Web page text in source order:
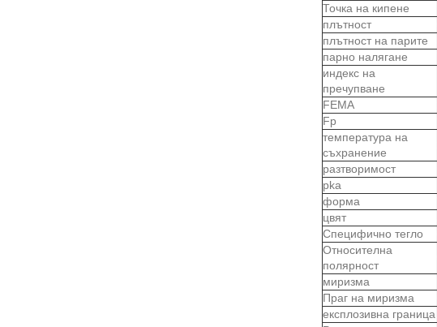
Точка на кипене
плътност
плътност на парите
парно налягане
индекс на
пречупване
FEMA
Fp
температура на
съхранение
разтворимост
pka
форма
цвят
Специфично тегло
Относителна
полярност
миризма
Праг на миризма
експлозивна граница